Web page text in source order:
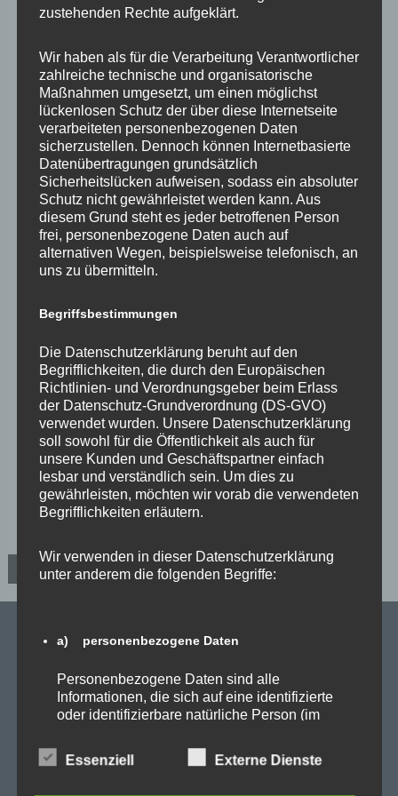
jetzt endlich die vorübergehende Schließung des […]
BER,Pressemeldungen ,Tegel BER,BER II,Flughafen
Tegel,Helikopter,SPD,Tegel schließen,TXL Nachnutzung
schließen
„Mietendeckel und Lärmschutz“ Bericht
Gemeinsam mit der SPD-Abgeordneten Bettina
König habe ich zu einer Infoveranstaltung am 09.
Januar mit dem Thema „Mietendeckel und
Lärmschutz“ eingeladen.
Aktuelles,BER , Landesthemen,Mein Wahlkreis,
Reinickendorf,Rund um den Kurt-Schumacher-Platz
Bettina König,Lärmschutz,Mietendeckel,Nachnutzung
Tegel,Reinickendorf Ost,Reinickendorf West
Ältere Beiträge
SPD Links
SPD Deutschland
zustehenden Rechte aufgeklärt.
Wir haben als für die Verarbeitung Verantwortlicher
zahlreiche technische und organisatorische
Maßnahmen umgesetzt, um einen möglichst
lückenlosen Schutz der über diese Internetseite
verarbeiteten personenbezogenen Daten
sicherzustellen. Dennoch können Internetbasierte
Datenübertragungen grundsätzlich
Sicherheitslücken aufweisen, sodass ein absoluter
Schutz nicht gewährleistet werden kann. Aus
diesem Grund steht es jeder betroffenen Person
frei, personenbezogene Daten auch auf
alternativen Wegen, beispielsweise telefonisch, an
uns zu übermitteln.
Begriffsbestimmungen
Die Datenschutzerklärung beruht auf den
Begrifflichkeiten, die durch den Europäischen
Richtlinien- und Verordnungsgeber beim Erlass
der Datenschutz-Grundverordnung (DS-GVO)
verwendet wurden. Unsere Datenschutzerklärung
soll sowohl für die Öffentlichkeit als auch für
unsere Kunden und Geschäftspartner einfach
lesbar und verständlich sein. Um dies zu
gewährleisten, möchten wir vorab die verwendeten
Begrifflichkeiten erläutern.
Wir verwenden in dieser Datenschutzerklärung
unter anderem die folgenden Begriffe:
a) personenbezogene Daten
Personenbezogene Daten sind alle
Informationen, die sich auf eine identifizierte
oder identifizierbare natürliche Person (im
identifizierbar wird eine natürliche Person
angesehen, die direkt oder indirekt,
Essenziell Externe Dienste